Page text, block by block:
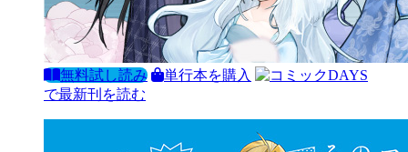
無料試し読み
単行本を購入
で最新刊を読む